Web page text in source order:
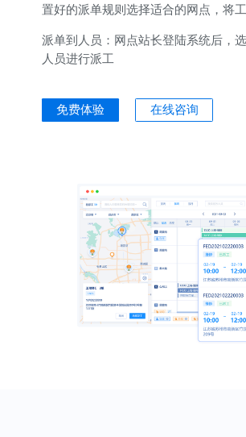
置好的派单规则选择适合的网点，将
派单到人员： 网点站长登陆系统后，
人员进行派工
免费体验 在线咨询